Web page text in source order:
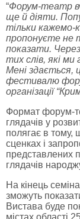
“Форум-театр
ще й діяти.
тільки кажемо-
пропонуєте не
показати.
тих слів, які
Мені здається,
фестивалю
організації
Формат форум-
глядачів у
полягає в тому,
сценках і
представлених
глядачів
На кінець
зможуть
Вистава буде
містах області